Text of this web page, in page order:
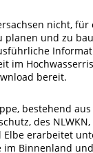
nicht,
und zu
im
bereit.
bestehend
des
erarbeitet
Binnenland